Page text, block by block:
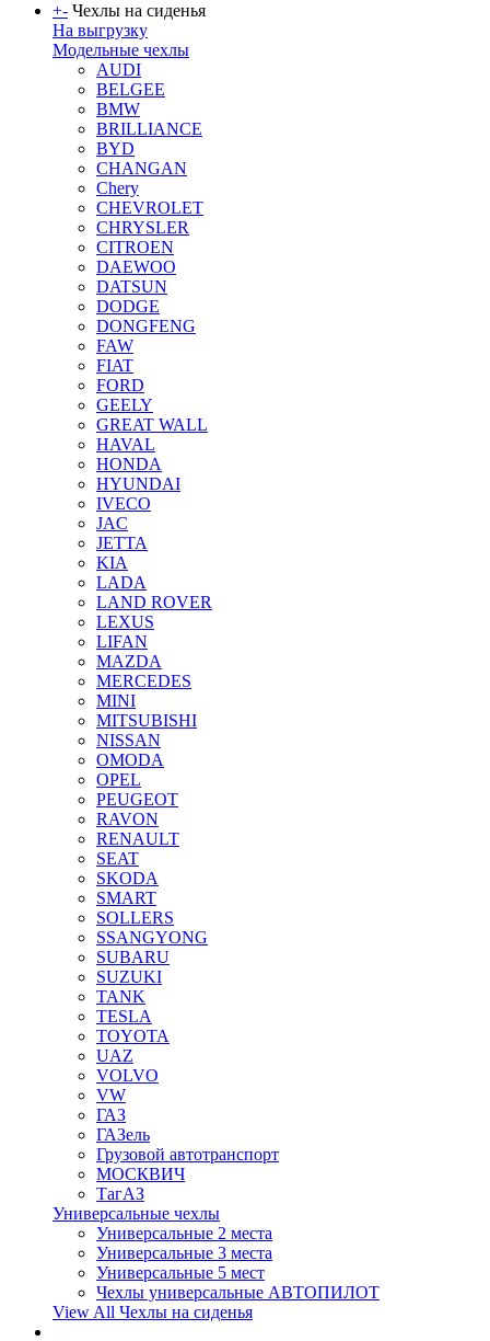
+- Чехлы на сиденья
На выгрузку
Модельные чехлы
AUDI
BELGEE
BMW
BRILLIANCE
BYD
CHANGAN
Chery
CHEVROLET
CHRYSLER
CITROEN
DAEWOO
DATSUN
DODGE
DONGFENG
FAW
FIAT
FORD
GEELY
GREAT WALL
HAVAL
HONDA
HYUNDAI
IVECO
JAC
JETTA
KIA
LADA
LAND ROVER
LEXUS
LIFAN
MAZDA
MERCEDES
MINI
MITSUBISHI
NISSAN
OMODA
OPEL
PEUGEOT
RAVON
RENAULT
SEAT
SKODA
SMART
SOLLERS
SSANGYONG
SUBARU
SUZUKI
TANK
TESLA
TOYOTA
UAZ
VOLVO
VW
ГАЗ
ГАЗель
Грузовой автотранспорт
МОСКВИЧ
ТагАЗ
Универсальные чехлы
Универсальные 2 места
Универсальные 3 места
Универсальные 5 мест
Чехлы универсальные АВТОПИЛОТ
View All Чехлы на сиденья